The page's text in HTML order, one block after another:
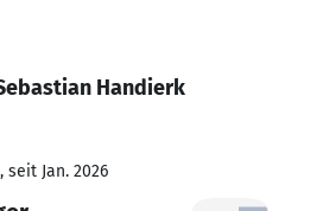
Handierk
seit Jan. 2026